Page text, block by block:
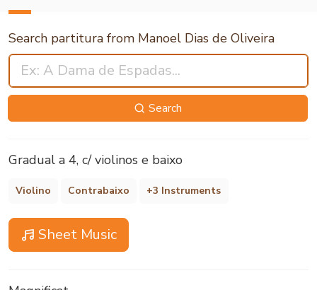
Search partitura from Manoel Dias de Oliveira
Search
Gradual a 4, c/ violinos e baixo
Violino Contrabaixo +3 Instruments
Sheet Music